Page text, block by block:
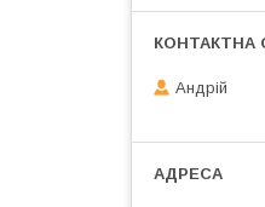
Андрій